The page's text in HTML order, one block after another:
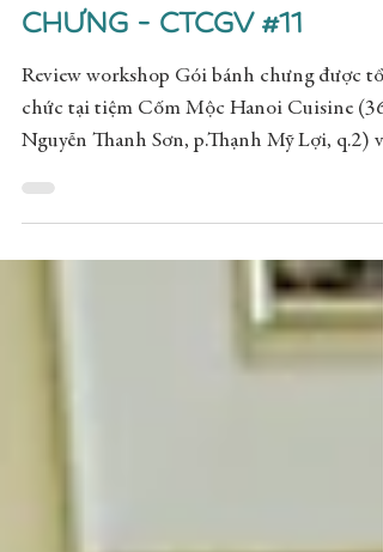
Workshop Gói bánh
chưng - CTCGV #11
Review workshop Gói bánh chưng được tổ
chức tại tiệm Cốm Mộc Hanoi Cuisine
Nguyễn Thanh Sơn, p.Thạnh Mỹ Lợi, q.2)